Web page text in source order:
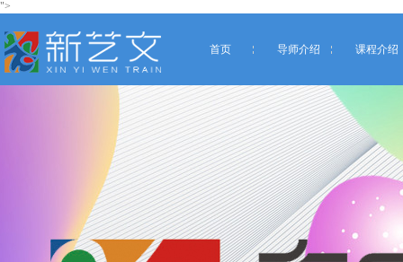
">
首页 导师介绍 课程介绍